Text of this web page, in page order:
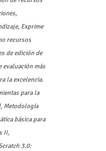
Exprime
recursos
de edición de
evaluación más
la excelencia.
para la
Metodología
básica para
II,
3.0: